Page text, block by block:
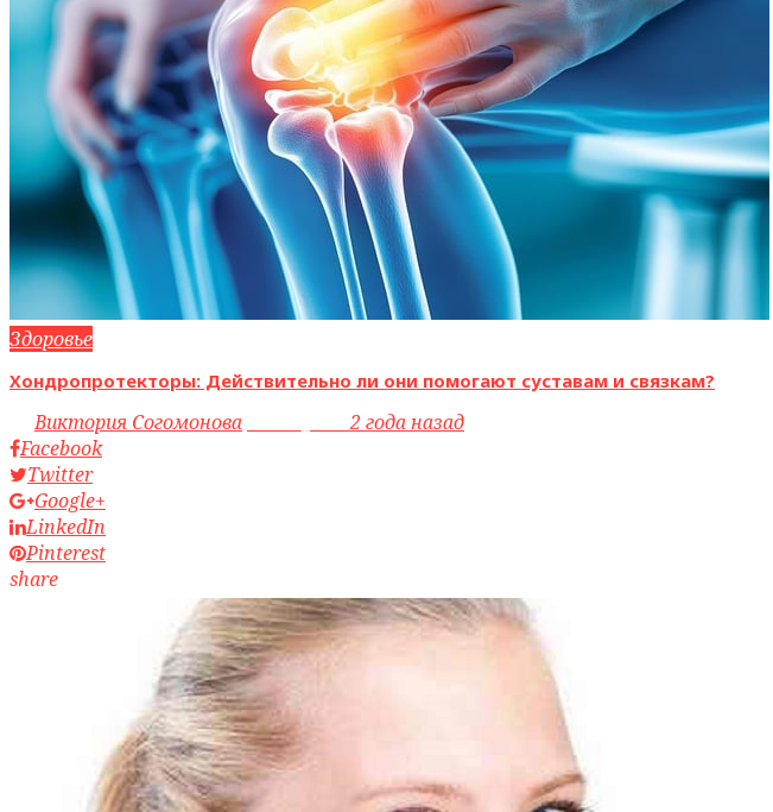
Здоровье
Хондропротекторы: Действительно ли они помогают суставам и связкам?
byВиктория Согомонова access_time2 года назад
Facebook
Twitter
Google+
LinkedIn
Pinterest
share